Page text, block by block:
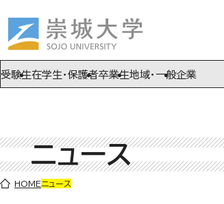
本文(c)へ
受験生在学生・保護者卒業生地域・一般企業
ここから本文です。
ニュース
HOMEニュース